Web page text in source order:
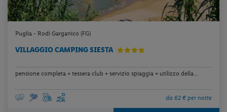
Puglia - Rodi Garganico (FG)
VILLAGGIO CAMPING SIESTA
pensione completa + tessera club + servizio spiaggia + utilizzo della...
da 62 € per notte